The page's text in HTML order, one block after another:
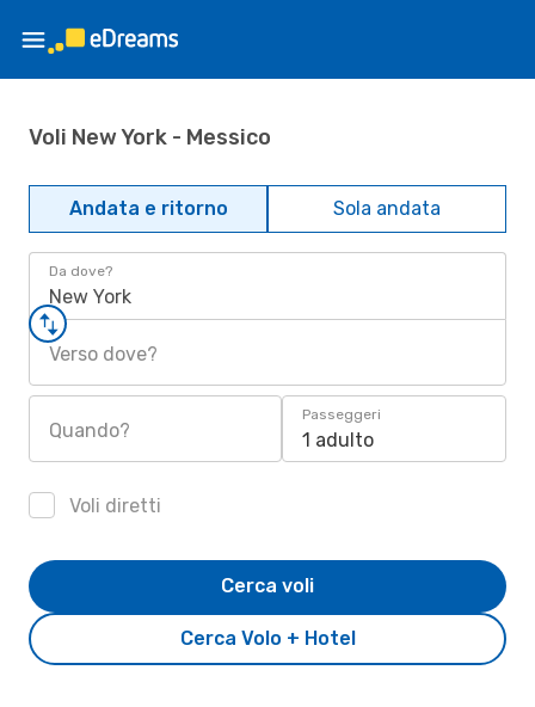
Voli New York - Messico
Andata e ritorno Sola andata
Da dove?
New York
Verso dove?
Quando?
Passeggeri
1 adulto
Voli diretti
Cerca Volo + Hotel
Cerca voli